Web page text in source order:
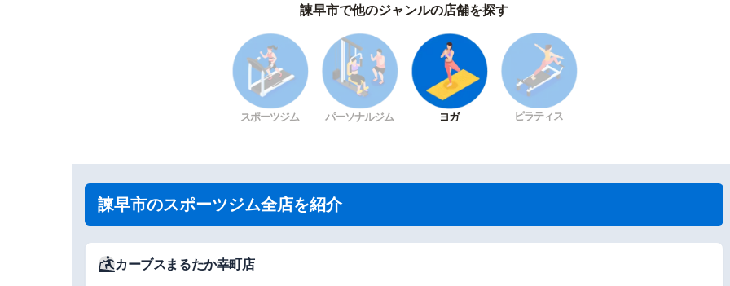
諫早市で他のジャンルの店舗を探す
スポーツジム パーソナルジム ヨガ ピラティス
諫早市のスポーツジム全店を紹介
カーブスまるたか幸町店